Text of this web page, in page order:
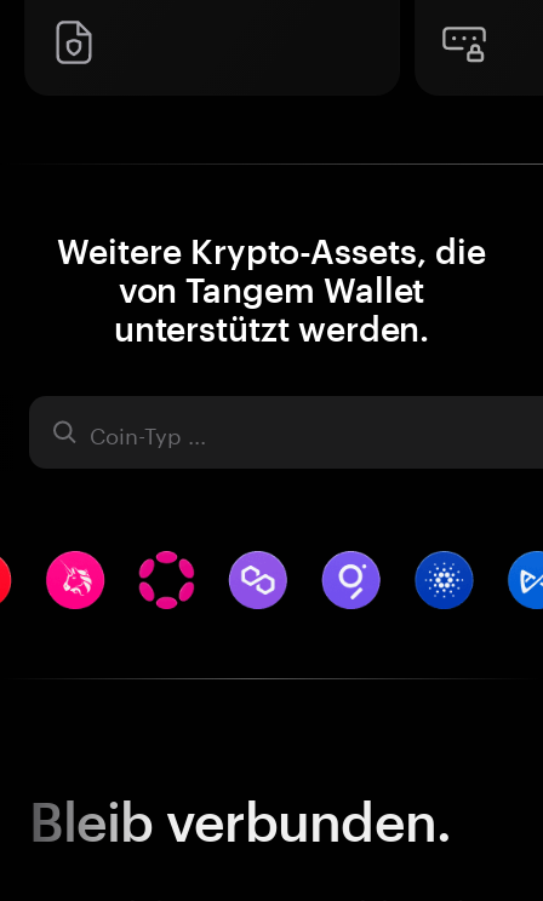
Weitere Krypto-Assets, die
von Tangem Wallet
unterstützt werden.
Asset
Bleib verbunden.